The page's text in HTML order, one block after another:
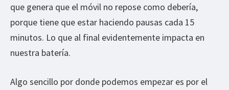
que genera que el móvil no repose como debería,
porque tiene que estar haciendo pausas cada 15
minutos. Lo que al final evidentemente impacta en
nuestra batería.
Algo sencillo por donde podemos empezar es por el